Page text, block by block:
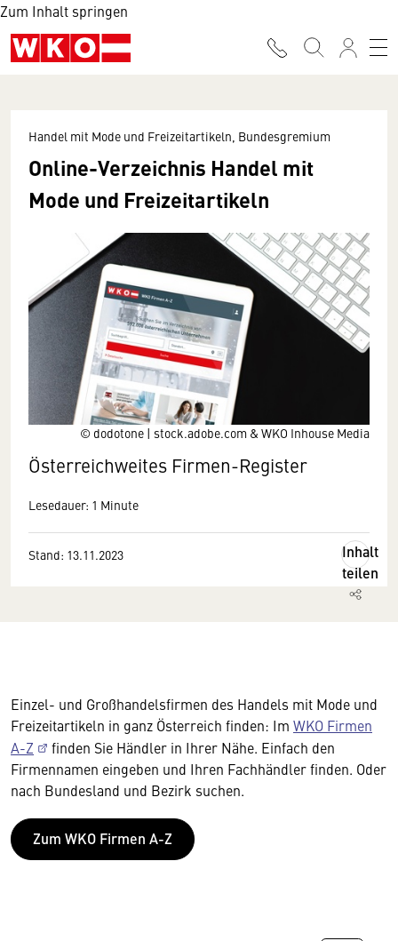
Zum Inhalt springen
© dodotone | stock.adobe.com & WKO Inhouse Media
Handel mit Mode und Freizeitartikeln, Bundesgremium
Online-Verzeichnis Handel mit
Mode und Freizeitartikeln
Österreichweites Firmen-Register
Lesedauer: 1 Minute
Stand: 13.11.2023
Inhalt
teilen
Einzel- und Großhandelsfirmen des Handels mit Mode und
Freizeitartikeln in ganz Österreich finden: Im WKO Firmen
A-Z
finden Sie Händler in Ihrer Nähe. Einfach den
Firmennamen eingeben und Ihren Fachhändler finden. Oder
nach Bundesland und Bezirk suchen.
Zum WKO Firmen A-Z